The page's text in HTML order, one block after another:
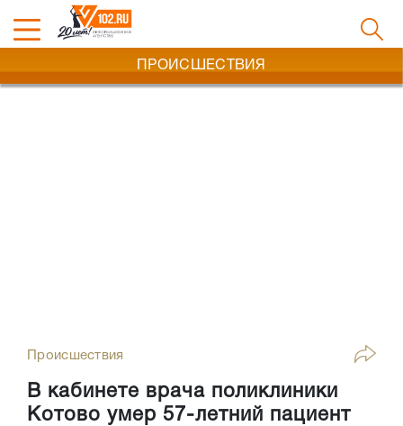
ПРОИСШЕСТВИЯ
Происшествия
В кабинете врача поликлиники
Котово умер 57-летний пациент